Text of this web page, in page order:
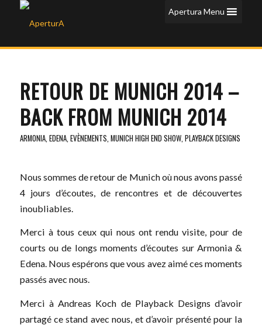
Apertura Menu
RETOUR DE MUNICH 2014 –
BACK FROM MUNICH 2014
ARMONIA, EDENA, EVÈNEMENTS, MUNICH HIGH END SHOW, PLAYBACK DESIGNS
Nous sommes de retour de Munich où nous avons passé
4 jours d’écoutes, de rencontres et de découvertes
inoubliables.
Merci à tous ceux qui nous ont rendu visite, pour de
courts ou de longs moments d’écoutes sur Armonia &
Edena. Nous espérons que vous avez aimé ces moments
passés avec nous.
Merci à Andreas Koch de Playback Designs d’avoir
partagé ce stand avec nous, et d’avoir présenté pour la